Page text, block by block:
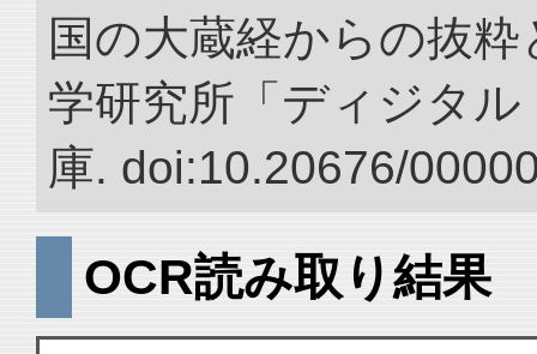
国の大蔵経からの抜
学研究所「ディジタ
庫. doi:10.20676/
OCR読み取り結果